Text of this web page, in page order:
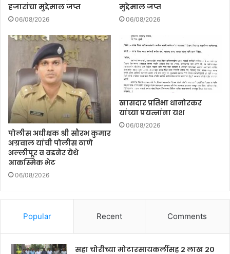
हजारांचा मुद्देमाल जप्त
06/08/2026
मुद्देमाल जप्त
06/08/2026
पोलीस अधीक्षक श्री सौरभ कुमार
अग्रवाल यांची पोलीस ठाणे
अल्लीपूर व वडनेर येथे
आकस्मिक भेट
06/08/2026
खासदार प्रतिभा धानोरकर
यांच्या प्रयत्नांना यश
06/08/2026
Popular Recent Comments
सहा चोरीच्या मोटारसायकलींसह २ लाख २०